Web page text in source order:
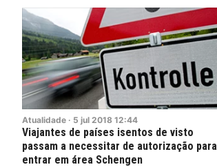
Atualidade · 5 jul 2018 12:44
Viajantes de países isentos de visto
passam a necessitar de autorização para
entrar em área Schengen